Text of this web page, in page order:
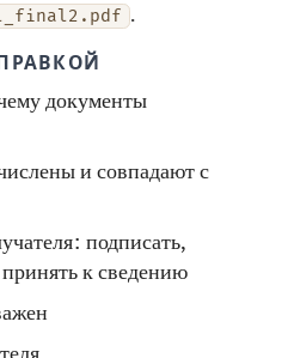
.
документы
и совпадают с
подписать,
к сведению